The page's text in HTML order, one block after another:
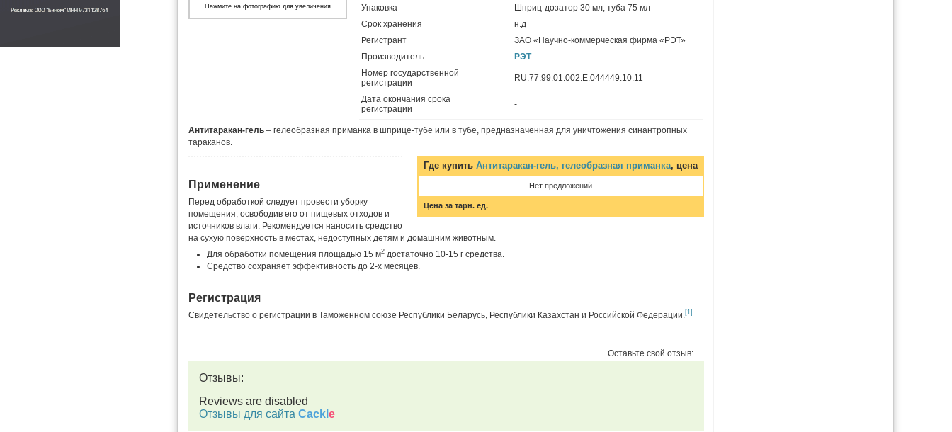
Упаковка
Шприц-дозатор 30 мл; туба 75 мл
Срок хранения
н.д
Регистрант
ЗАО «Научно-коммерческая фирма «РЭТ»
Производитель
РЭТ
Номер государственной
регистрации
RU.77.99.01.002.E.044449.10.11
Дата окончания срока
регистрации
-
Нажмите на фотографию для увеличения
Антитаракан-гель – гелеобразная приманка в шприце-тубе или в тубе, предназначенная для уничтожения синантропных
тараканов.
Где купить Антитаракан-гель, гелеобразная приманка, цена
Нет предложений
Цена за тарн. ед.
Применение
Перед обработкой следует провести уборку
помещения, освободив его от пищевых отходов и
источников влаги. Рекомендуется наносить средство
на сухую поверхность в местах, недоступных детям и домашним животным.
Для обработки помещения площадью 15 м2 достаточно 10-15 г средства.
Средство сохраняет эффективность до 2-х месяцев.
Регистрация
Свидетельство о регистрации в Таможенном союзе Республики Беларусь, Республики Казахстан и Российской Федерации.[1]
Оставьте свой отзыв:
Отзывы:
Reviews are disabled
Отзывы для сайта Cackl e